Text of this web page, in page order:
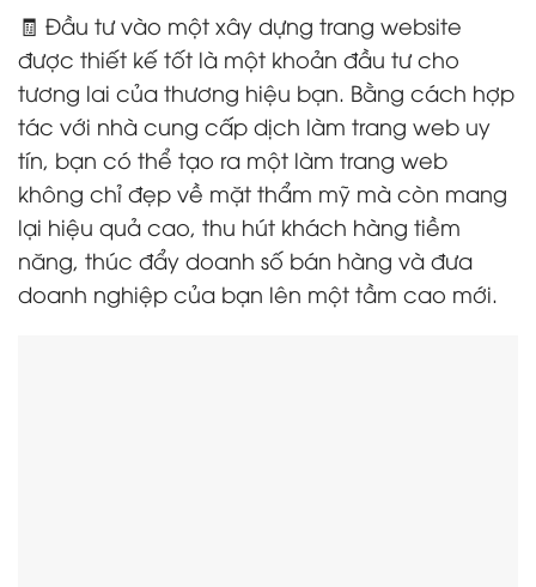
🧾 Đầu tư vào một xây dựng trang website
được thiết kế tốt là một khoản đầu tư cho
tương lai của thương hiệu bạn. Bằng cách hợp
tác với nhà cung cấp dịch làm trang web uy
tín, bạn có thể tạo ra một làm trang web
không chỉ đẹp về mặt thẩm mỹ mà còn mang
lại hiệu quả cao, thu hút khách hàng tiềm
năng, thúc đẩy doanh số bán hàng và đưa
doanh nghiệp của bạn lên một tầm cao mới.